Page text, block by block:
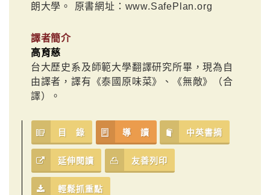
朗大學。 原書網址：www.SafePlan.org
譯者簡介
高育慈
台大歷史系及師範大學翻譯研究所畢，現為自
由譯者，譯有《泰國原味菜》、《無敵》（合
譯）。
目 錄 導 讀 中英書摘
延伸閱讀 友善列印
輕鬆抓重點